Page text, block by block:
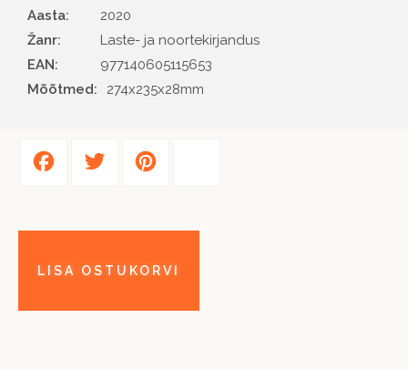
Aasta
2020
Žanr
Laste- ja noortekirjandus
EAN
977140605115653
Mõõtmed:
274x235x28mm